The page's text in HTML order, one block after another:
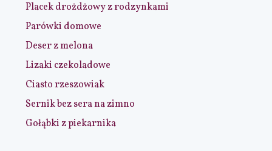
Placek drożdżowy z rodzynkami
Parówki domowe
Deser z melona
Lizaki czekoladowe
Ciasto rzeszowiak
Sernik bez sera na zimno
Gołąbki z piekarnika